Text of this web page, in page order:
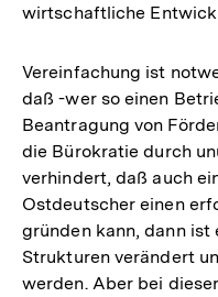
wirtschaftliche
Vereinfachung ist
daß -wer so einen
Beantragung von
die Bürokratie durch
verhindert, daß auch
Ostdeutscher einen
gründen kann, dann ist
Strukturen verändert
werden. Aber bei